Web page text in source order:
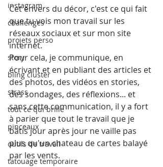
instagram
challenges
projets perso
story
bling cluster
strass
tout ce qui brille
pinceaux
outils de travail
tatouage temporaire
Cet envers du décor, c'est ce qui fait
que tu vois mon travail sur les
réseaux sociaux et sur mon site
internet.
Pour cela, je communique, en
écrivant et en publiant des articles et
des photos, des vidéos en stories,
des sondages, des réflexions... et
sans cette communication, il y a fort
à parier que tout le travail que je
bâtis jour après jour ne vaille pas
plus qu'un chateau de cartes balayé
par les vents.